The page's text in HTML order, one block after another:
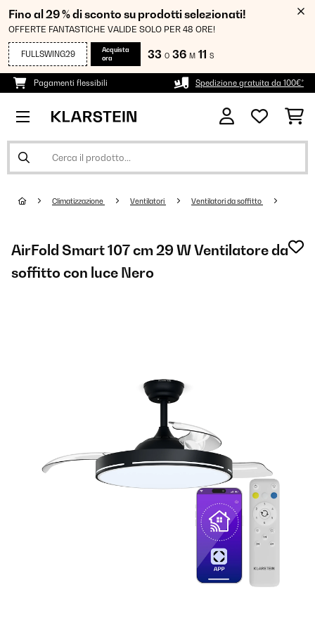
Fino al 29 % di sconto su prodotti selezionati!
OFFERTE FANTASTICHE VALIDE SOLO PER 48 ORE!
FULLSWING29
Acquista
ora
33 O 36 M 10 S
Pagamenti flessibili Spedizione gratuita da 100€*
Climatizzazione Ventilatori Ventilatori da soffitto
AirFold Smart 107 cm 29 W Ventilatore da
soffitto con luce Nero